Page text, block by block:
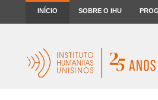
INÍCIO SOBRE O IHU